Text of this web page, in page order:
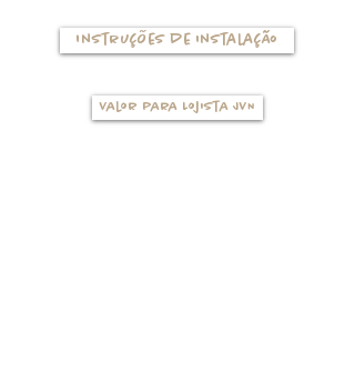
Instruções de instalação
Valor para Lojista JVN